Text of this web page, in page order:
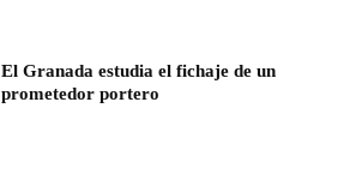
El Granada estudia el fichaje de un
prometedor portero